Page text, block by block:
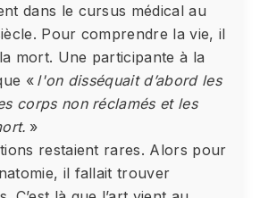
dans le cursus médical au
Pour comprendre la vie, il
mort. Une participante à la
« l'on disséquait d’abord les
corps non réclamés et les
»
restaient rares. Alors pour
il fallait trouver